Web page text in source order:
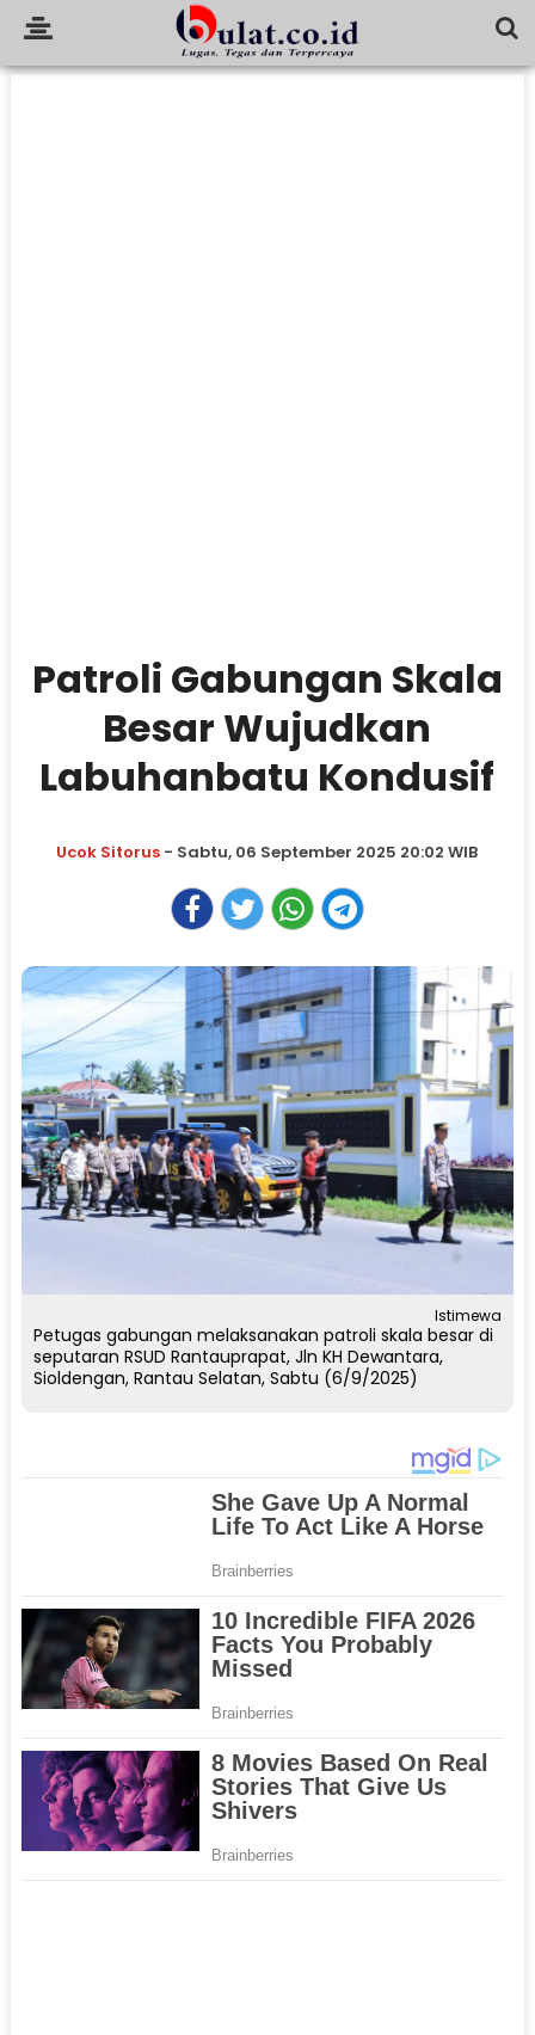
Patroli Gabungan Skala
Besar Wujudkan
Labuhanbatu Kondusif
Ucok Sitorus - Sabtu, 06 September 2025 20:02 WIB
Istimewa
Petugas gabungan melaksanakan patroli skala besar di
seputaran RSUD Rantauprapat, Jln KH Dewantara,
Sioldengan, Rantau Selatan, Sabtu (6/9/2025)